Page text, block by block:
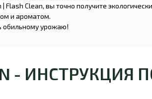
Flash Clean, вы точно получите
и ароматом.
обильному урожаю!
-